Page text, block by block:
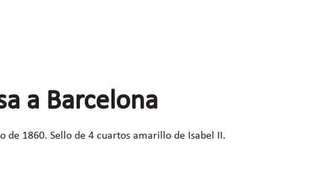
a Barcelona
de 1860. Sello de 4 cuartos amarillo de Isabel II.